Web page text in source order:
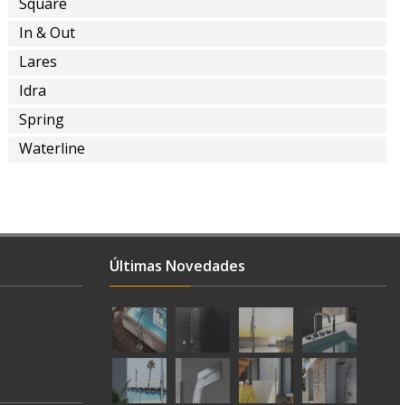
In & Out
Lares
Idra
Spring
Waterline
Últimas Novedades